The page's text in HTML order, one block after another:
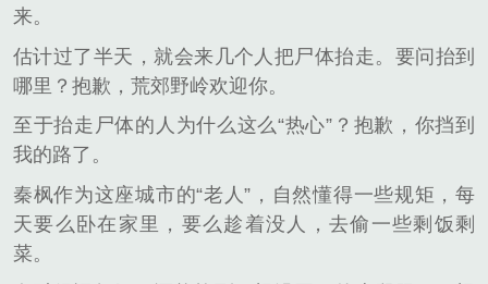
来。
估计过了半天，就会来几个人把尸体抬走。要问抬到
哪里？抱歉，荒郊野岭欢迎你。
至于抬走尸体的人为什么这么“热心”？抱歉，你挡到
我的路了。
秦枫作为这座城市的“老人”，自然懂得一些规矩，每
天要么卧在家里，要么趁着没人，去偷一些剩饭剩
菜。